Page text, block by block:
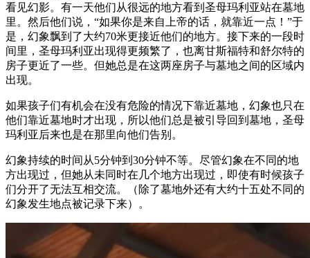
看见幻影。有一天他们从很远的地方看到圣母玛利亚站在墓地
里。然后他们说，“如果你是来自上帝的话，就靠近一点！”于
是，幻象飘到了大约70米更接近他们的地方。接下来的一段时
间里，圣母玛利亚出现得更频繁了，也离甘斯福特和舒尔特的
房子更近了一些。但她总是在这两座房子与墓地之间的区域内
出现。
如果孩子们有机会在没有危险的情况下靠近墓地，幻象也只在
他们靠近墓地时才出现，所以他们总是被引导回到墓地，圣母
玛利亚后来也是在那里向他们告别。
幻象持续的时间从5分钟到30分钟不等。尽管幻象在不同的地
方出现过，但她从未同时在几个地方出现过，即使有时候孩子
们分开了无法互相交流。（除了墓地外还有大约十五处不同的
幻象发生地点被记录下来）。